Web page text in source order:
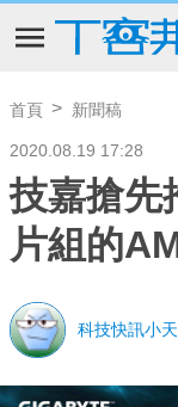
首頁 新聞稿
2020.08.19 17:28
技嘉搶先
片組的
科技快訊小